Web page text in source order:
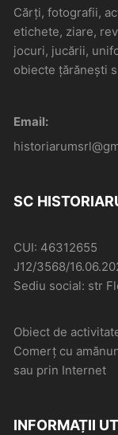
Cărți, fotografii,
etichete, ziare,
jocuri, jucării,
obiecte țărănești
Email:
SC
CUI: 46312655
J12/3568/
Sediu social: str
Obiect de
Comerţ cu
sau prin Internet
INFORMAȚII